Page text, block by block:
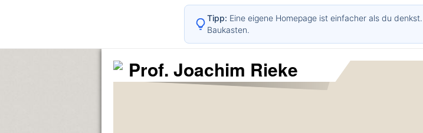
Prof. Joachim Rieke
Tipp: Eine eigene Homepage ist einfacher als du
Baukasten.